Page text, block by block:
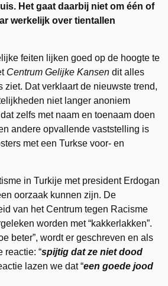
Het gaat daarbij niet om één of
werkelijk over tientallen
feiten lijken goed op de hoogte te
Centrum Gelijke Kansen dit alles
ziet. Dat verklaart de nieuwste trend,
niet langer anoniem
zelfs met naam en toenaam doen
andere opvallende vaststelling is
met een Turkse voor- en
in Turkije met president Erdogan
oorzaak kunnen zijn. De
van het Centrum tegen Racisme
worden met “kakkerlakken”.
beter”, wordt er geschreven en als
reactie: “spijtig dat ze niet dood
lazen we dat “een goede jood